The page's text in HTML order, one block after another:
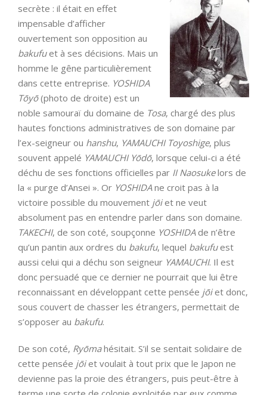
secrète : il était en effet
impensable d’afficher
ouvertement son opposition au
bakufuet à ses décisions. Mais un
homme le gêne particulièrement
dans cette entreprise. YOSHIDA
Tōyō(photo de droite) est un
noble samouraï du domaine de Tosa, chargé des plus
hautes fonctions administratives de son domaine par
l’ex-seigneur ou hanshu, YAMAUCHI Toyoshige, plus
souvent appelé YAMAUCHI Yōdō, lorsque celui-ci a été
déchu de ses fonctions officielles par II Naosukelors de
la « purge d’Ansei ». Or YOSHIDAne croit pas à la
victoire possible du mouvement jōiet ne veut
absolument pas en entendre parler dans son domaine.
TAKECHI, de son coté, soupçonne YOSHIDAde n’être
qu’un pantin aux ordres du bakufu, lequel bakufuest
aussi celui qui a déchu son seigneur YAMAUCHI. Il est
donc persuadé que ce dernier ne pourrait que lui être
reconnaissant en développant cette pensée jōiet donc,
sous couvert de chasser les étrangers, permettait de
s’opposer au bakufu.
De son coté, Ryōmahésitait. S’il se sentait solidaire de
cette pensée jōiet voulait à tout prix que le Japon ne
devienne pas la proie des étrangers, puis peut-être à